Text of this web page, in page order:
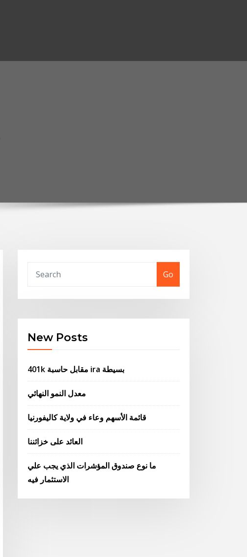
Go
New Posts
401k مقابل حاسبة ira بسيطة
معدل النمو النهائي
قائمة الأسهم وعاء في ولاية كاليفورنيا
العائد على خزائننا
ما نوع صندوق المؤشرات الذي يجب علي
الاستثمار فيه